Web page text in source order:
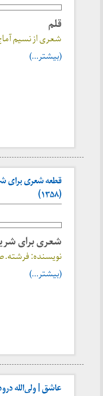
قلم
شعری از نسیم
(بیشتر…)
قطعه شعری برای
(۱۳۵۸)
شعری برای
نویسنده: فرشته. ص ۵۸/
(بیشتر…)
عاشق | ولی‌الله